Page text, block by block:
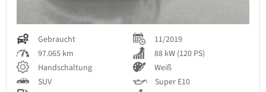
Gebraucht
11/2019
97.065 km
88 kW (120 PS)
Handschaltung
Weiß
SUV
Super E10